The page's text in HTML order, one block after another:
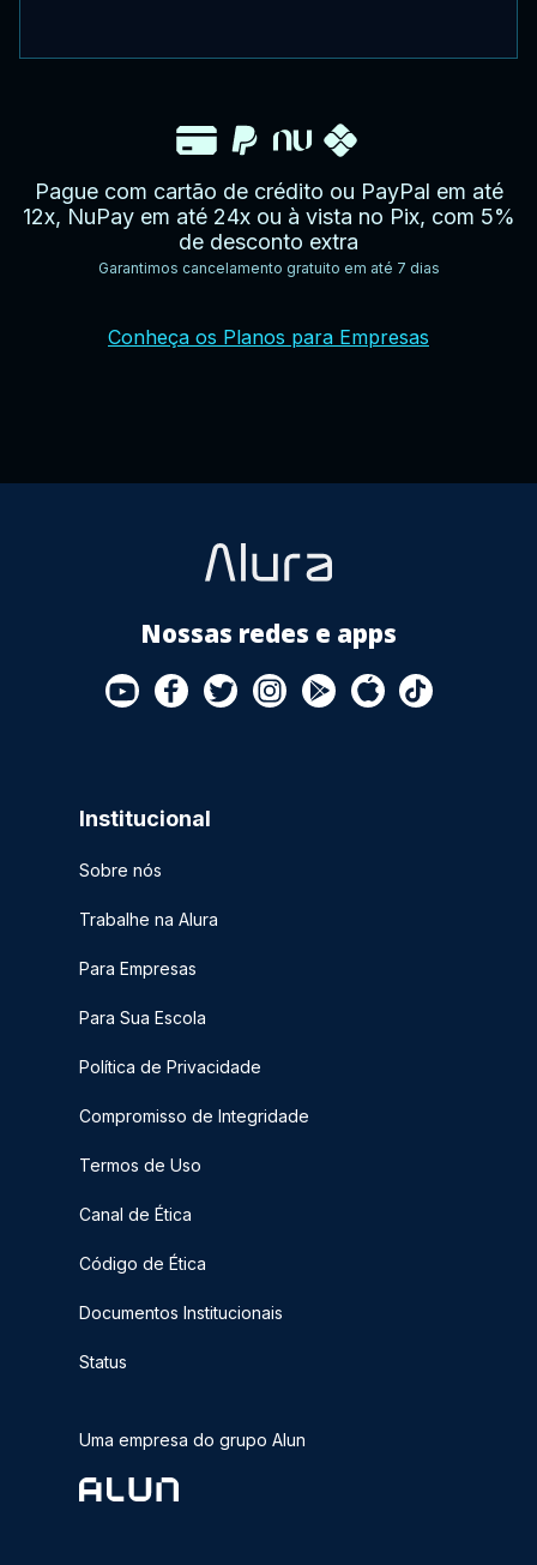
Pague com cartão de crédito ou PayPal em até
12x, NuPay em até 24x ou à vista no Pix, com 5%
de desconto extra
Garantimos cancelamento gratuito em até 7 dias
Conheça os Planos para Empresas
Nossas redes e apps
Play
Institucional
Sobre nós
Trabalhe na Alura
Para Empresas
Para Sua Escola
Política de Privacidade
Compromisso de Integridade
Termos de Uso
Canal de Ética
Código de Ética
Documentos Institucionais
Status
Uma empresa do grupo Alun